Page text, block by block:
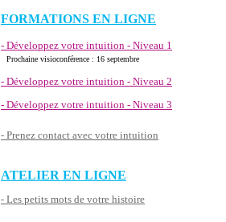
FORMATIONS EN LIGNE
- Développez votre intuition - Niveau 1
Prochaine visioconférence : 16 septembre
- Développez votre intuition - Niveau 2
- Développez votre intuition - Niveau 3
- Prenez contact avec votre intuition
ATELIER EN LIGNE
- Les petits mots de votre histoire